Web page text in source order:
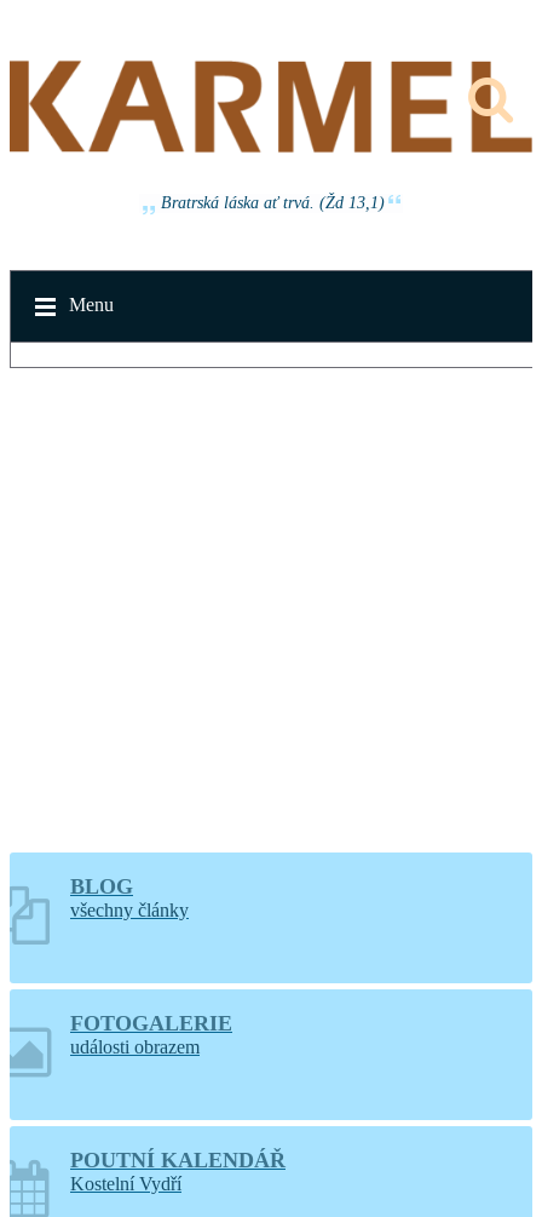
Bratrská láska ať trvá. (Žd 13,1)
Menu
BLOG
všechny články
FOTOGALERIE
události obrazem
POUTNÍ KALENDÁŘ
Kostelní Vydří